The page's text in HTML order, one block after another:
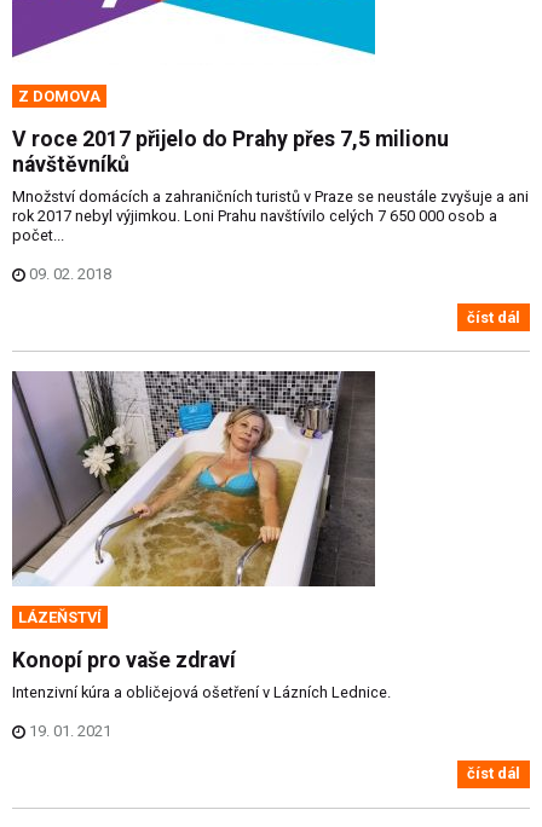
Z DOMOVA
V roce 2017 přijelo do Prahy přes 7,5 milionu
návštěvníků
Množství domácích a zahraničních turistů v Praze se neustále zvyšuje a ani
rok 2017 nebyl výjimkou. Loni Prahu navštívilo celých 7 650 000 osob a
počet...
09. 02. 2018
číst dál
LÁZEŇSTVÍ
Konopí pro vaše zdraví
Intenzivní kúra a obličejová ošetření v Lázních Lednice.
19. 01. 2021
číst dál